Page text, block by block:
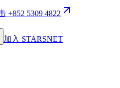
+852 5309 4822
加入 STARSNET